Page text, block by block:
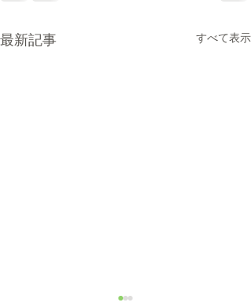
最新記事 すべて表示